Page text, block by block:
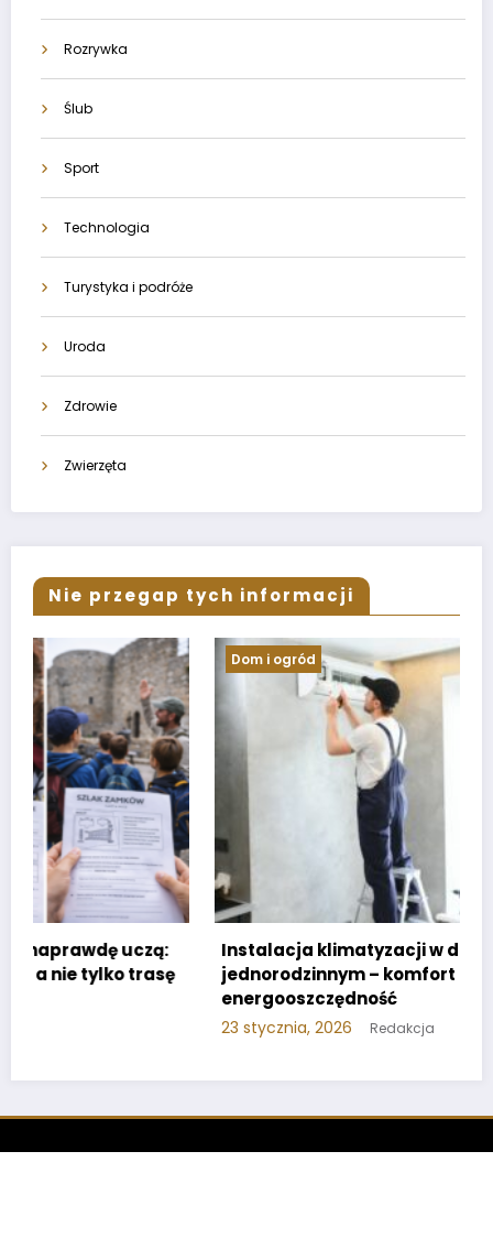
Rozrywka
Ślub
Sport
Technologia
Turystyka i podróże
Uroda
Zdrowie
Zwierzęta
Nie przegap tych informacji
Dom i ogród
Instalacja klimatyzacji w domu
jednorodzinnym – komfort i
Redakcja